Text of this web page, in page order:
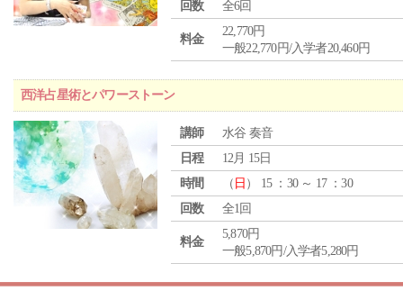
回数
全6回
料金
22,770円
一般22,770円/入学者20,460円
西洋占星術とパワーストーン
講師
水谷 奏音
日程
12月 15日
時間
（ 日 ） 15 ：30 ～ 17 ：30
回数
全1回
料金
5,870円
一般5,870円/入学者5,280円